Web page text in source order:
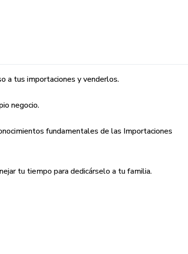
a tus importaciones y venderlos.
negocio.
fundamentales de las Importaciones
tu tiempo para dedicárselo a tu familia.